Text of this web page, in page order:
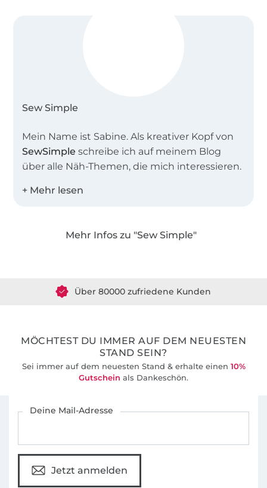
Sew Simple
Mein Name ist Sabine. Als kreativer Kopf von
SewSimple schreibe ich auf meinem Blog
über alle Näh-Themen, die mich interessieren.
Zusammen mit meinem Team entwerfe ich
großen Größen und für Näh-Anfänger.
Dass es immer Neues zu entdecken gibt. Ich
liebe es, mich kopfüber in meine Näh-
Mehr Infos zu "Sew Simple"
Über 80000 zufriedene Kunden
MÖCHTEST DU IMMER AUF DEM NEUESTEN
STAND SEIN?
Sei immer auf dem neuesten Stand & erhalte einen 10%
Gutschein als Dankeschön.
Deine Mail-Adresse
Jetzt anmelden